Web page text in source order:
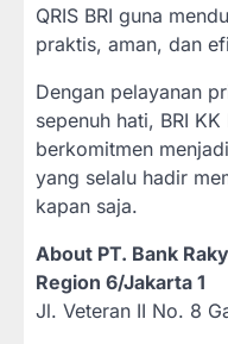
QRIS BRI guna
praktis, aman, dan
Dengan pelayanan
sepenuh hati, BRI
berkomitmen
yang selalu hadir
kapan saja.
About PT. Bank
Region 6/Jakarta 1
Jl. Veteran II No. 8